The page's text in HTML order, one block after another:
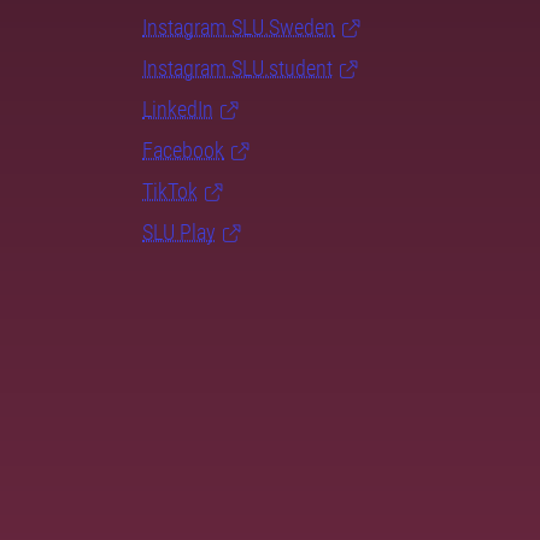
Instagram SLU.Sweden
Instagram SLU.student
LinkedIn
Facebook
TikTok
SLU Play